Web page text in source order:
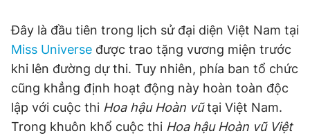
Đây là đầu tiên trong lịch sử đại diện Việt Nam tại
Miss Universe được trao tặng vương miện trước
khi lên đường dự thi. Tuy nhiên, phía ban tổ chức
cũng khẳng định hoạt động này hoàn toàn độc
lập với cuộc thi Hoa hậu Hoàn vũtại Việt Nam.
Trong khuôn khổ cuộc thi Hoa hậu Hoàn vũ Việt